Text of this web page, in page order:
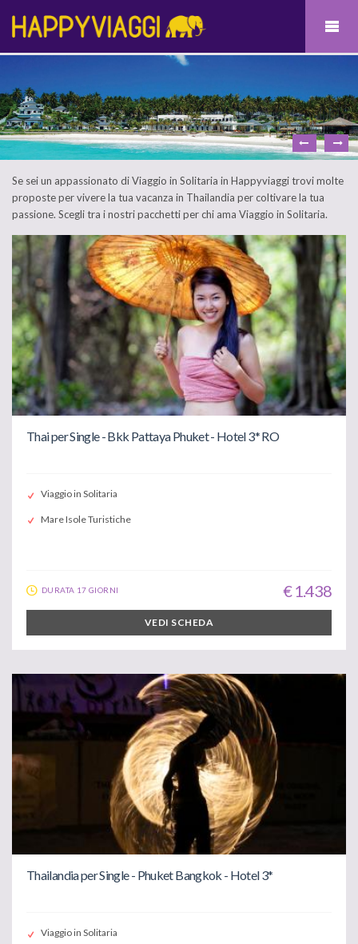
Se sei un appassionato di Viaggio in Solitaria in Happyviaggi trovi molte
proposte per vivere la tua vacanza in Thailandia per coltivare la tua
passione. Scegli tra i nostri pacchetti per chi ama Viaggio in Solitaria.
Thai per Single - Bkk Pattaya Phuket - Hotel 3* RO
Viaggio in Solitaria
Mare Isole Turistiche
DURATA 17 GIORNI € 1.438
VEDI SCHEDA
Thailandia per Single - Phuket Bangkok - Hotel 3*
Viaggio in Solitaria